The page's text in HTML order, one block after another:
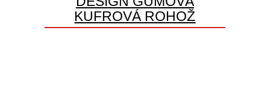
KUFROVÁ ROHOŽ